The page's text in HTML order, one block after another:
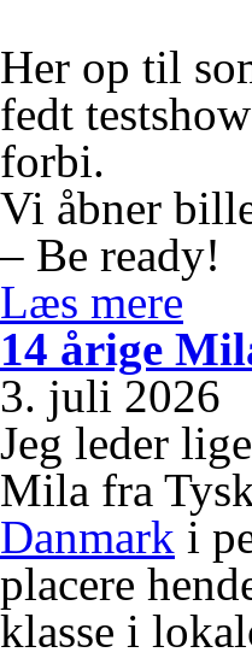
Her op til
fedt
forbi.
Vi åbner
– Be ready!
Læs mere
14 årige
3. juli 2026
Jeg leder
Mila fra
Danmark i
placere
klasse i